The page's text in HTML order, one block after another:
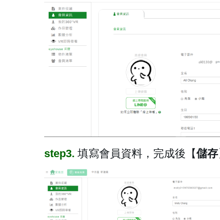
step3. 填寫會員資料，完成後【儲存